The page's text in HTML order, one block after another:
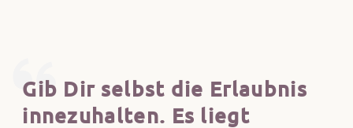
Gib Dir selbst die Erlaubnis
innezuhalten. Es liegt